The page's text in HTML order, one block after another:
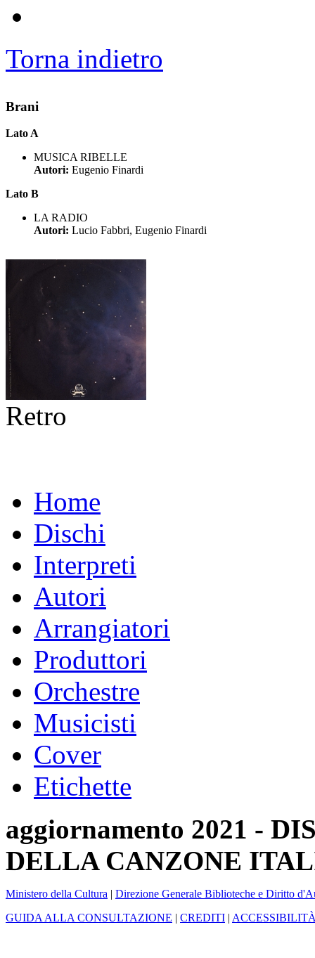
Torna indietro
Brani
Lato A
MUSICA RIBELLE
Autori: Eugenio Finardi
Lato B
LA RADIO
Autori: Lucio Fabbri, Eugenio Finardi
Retro
Home
Dischi
Interpreti
Autori
Arrangiatori
Produttori
Orchestre
Musicisti
Cover
Etichette
aggiornamento 2021 -
DELLA CANZONE
Ministero della Cultura | Direzione Generale Biblioteche e Diritto
GUIDA ALLA CONSULTAZIONE | CREDITI |